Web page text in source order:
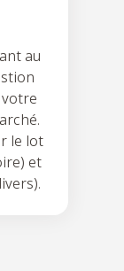
au
le lot
et